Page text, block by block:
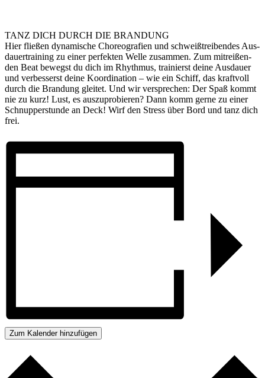
TANZ DICH DURCH DIE BRANDUNG
Hier fließen dy­na­mische Choreo­grafien und schweiß­trei­ben­des Aus­
dauer­training zu einer per­fekten Welle zu­sammen. Zum mit­reißen­
den Beat be­wegst du dich im Rhythmus, trai­nierst dei­ne Aus­dauer
und ver­besserst deine Ko­or­di­na­tion – wie ein Schiff, das kraft­voll
durch die Bran­dung gleitet. Und wir ver­sprech­en: Der Spaß kommt
nie zu kurz! Lust, es aus­zu­pro­bieren? Dann komm ger­ne zu einer
Schnupper­stunde an Deck! Wirf den Stress über Bord und tanz dich
frei.
Zum Kalender hinzufügen